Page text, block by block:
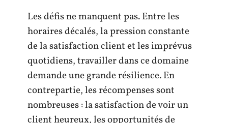
Les défis ne manquent pas. Entre les
horaires décalés, la pression constante
de la satisfaction client et les imprévus
quotidiens, travailler dans ce domaine
demande une grande résilience. En
contrepartie, les récompenses sont
nombreuses : la satisfaction de voir un
client heureux, les opportunités de